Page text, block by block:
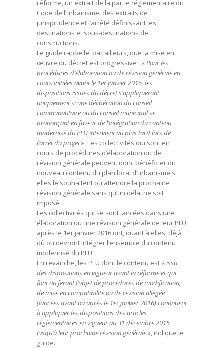
réforme, un extrait de la partie réglementaire du
Code de l’urbanisme, des extraits de
jurisprudence et l’arrêté définissant les
destinations et sous-destinations de
constructions.
Le guide rappelle, par ailleurs, que la mise en
œuvre du décret est progressive : « Pour les
procédures d’élaboration ou de révision générale en
cours initiées avant le 1er janvier 2016, les
dispositions issues du décret s’appliqueront
uniquement si une délibération du conseil
communautaire ou du conseil municipal se
prononçant en faveur de l’intégration du contenu
modernisé du PLU intervient au plus tard lors de
l’arrêt du projet». Les collectivités qui sont en
cours de procédures d’élaboration ou de
révision générale peuvent donc bénéficier du
nouveau contenu du plan local d’urbanisme si
elles le souhaitent ou attendre la prochaine
révision générale sans qu’un délai ne soit
imposé.
Les collectivités qui se sont lancées dans une
élaboration ou une révision générale de leur PLU
après le 1er janvier 2016 ont, quant à elles, déjà
dû ou devront intégrer l’ensemble du contenu
modernisé du PLU.
En revanche, les PLU dont le contenu est « issu
des dispositions en vigueur avant la réforme et qui
font ou feront l’objet de procédures de modification,
de mise en compatibilité ou de révision allégée
(lancées avant ou après le 1er janvier 2016) continuent
à appliquer les dispositions des articles
réglementaires en vigueur au 31 décembre 2015
jusqu’à leur prochaine révision générale», indique le
guide.